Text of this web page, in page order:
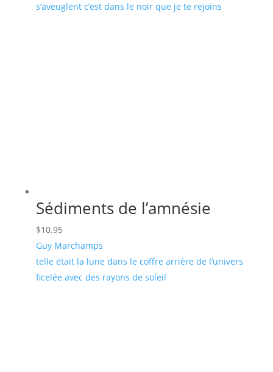
s’aveuglent c’est dans le noir que je te rejoins
Sédiments de l’amnésie
$10.95
Guy Marchamps
telle était la lune dans le coffre arrière de l’univers
ficelée avec des rayons de soleil